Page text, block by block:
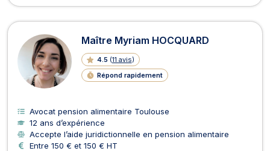
Maître Myriam HOCQUARD
4.5 (11 avis)
Répond rapidement
Avocat pension alimentaire Toulouse
12 ans d’expérience
Accepte l’aide juridictionnelle en pension alimentaire
Entre 150 € et 150 € HT